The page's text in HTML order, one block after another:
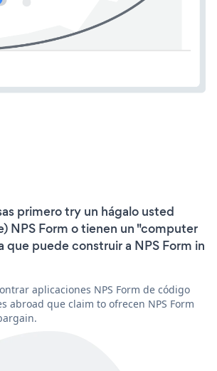
primero try un hágalo usted
NPS Form o tienen un "computer
que puede construir a NPS Form in
aplicaciones NPS Form de código
abroad que claim to ofrecen NPS Form